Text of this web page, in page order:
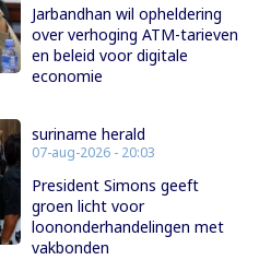
Jarbandhan wil opheldering
over verhoging ATM-tarieven
en beleid voor digitale
economie
suriname herald
07-aug-2026 - 20:03
President Simons geeft
groen licht voor
loononderhandelingen met
vakbonden